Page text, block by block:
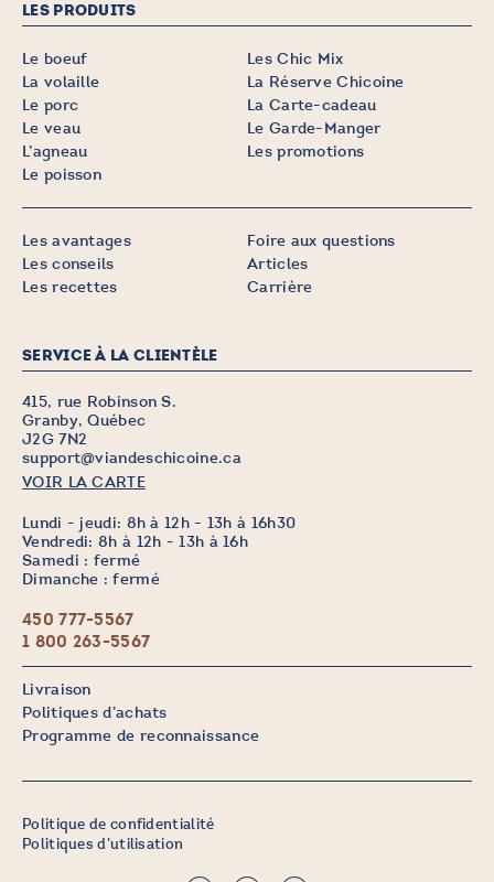
LES PRODUITS
Le boeuf
La volaille
Le porc
Le veau
L’agneau
Le poisson
Les Chic Mix
La Réserve Chicoine
La Carte-cadeau
Le Garde-Manger
Les promotions
Les avantages
Les conseils
Les recettes
Foire aux questions
Articles
Carrière
SERVICE À LA CLIENTÈLE
415, rue Robinson S.
Granby, Québec
J2G 7N2
support@viandeschicoine.ca
VOIR LA CARTE
Lundi - jeudi: 8h à 12h - 13h à 16h30
Vendredi: 8h à 12h - 13h à 16h
Samedi : fermé
Dimanche : fermé
450 777-5567
1 800 263-5567
Livraison
Politiques d’achats
Programme de reconnaissance
Politique de confidentialité
Politiques d’utilisation